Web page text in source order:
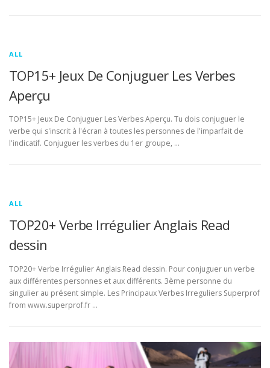
ALL
TOP15+ Jeux De Conjuguer Les Verbes
Aperçu
TOP15+ Jeux De Conjuguer Les Verbes Aperçu. Tu dois conjuguer le
verbe qui s'inscrit à l'écran à toutes les personnes de l'imparfait de
l'indicatif. Conjuguer les verbes du 1er groupe, …
ALL
TOP20+ Verbe Irrégulier Anglais Read
dessin
TOP20+ Verbe Irrégulier Anglais Read dessin. Pour conjuguer un verbe
aux différentes personnes et aux différents. 3ème personne du
singulier au présent simple. Les Principaux Verbes Irreguliers Superprof
from www.superprof.fr …